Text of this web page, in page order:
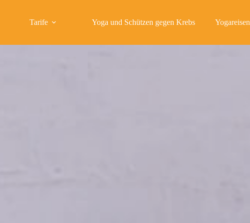
Tarife Yoga und Schützen gegen Krebs Yogareisen